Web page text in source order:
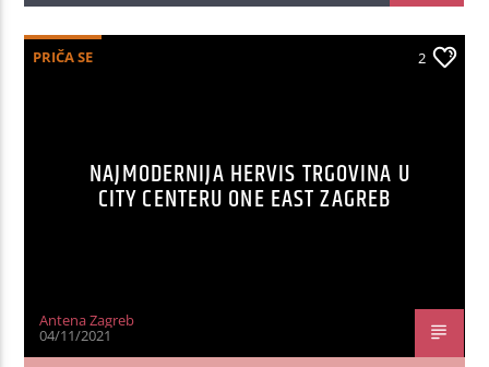
PRIČA SE 2
NAJMODERNIJA HERVIS TRGOVINA U
CITY CENTERU ONE EAST ZAGREB
Antena Zagreb
04/11/2021